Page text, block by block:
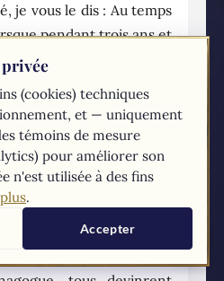
je vous le dis : Au temps
pendant trois ans et
pluie, et qu’une grande
en Israël ;26
pourtant Élie
d’entre elles, mais
Sarepta, au pays de
étrangère.27Au temps
il y avait beaucoup de
aucun d’eux n’a été
28
privée
(cookies) techniques
et — uniquement
témoins de mesure
pour améliorer son
n'est utilisée à des fins
.
Accepter